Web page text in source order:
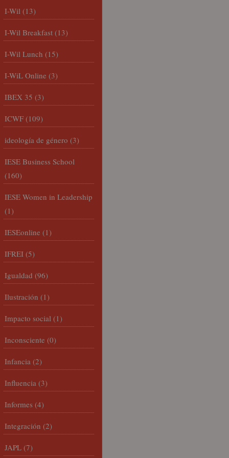
I-Wil (13)
I-Wil Breakfast (13)
I-Wil Lunch (15)
I-WiL Online (3)
IBEX 35 (3)
ICWF (109)
ideología de género (3)
IESE Business School
(160)
IESE Women in Leadership
(1)
IESEonline (1)
IFREI (5)
Igualdad (96)
Ilustración (1)
Impacto social (1)
Inconsciente (0)
Infancia (2)
Influencia (3)
Informes (4)
Integración (2)
JAPL (7)